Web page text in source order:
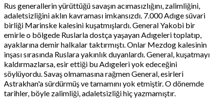
Rus generallerin yürüttüğü savaşın acımasızlığını, zalimliğini,
adaletsizliğini aklın kavraması imkansızdı. 7.000 Adıge süvari
birliği Marinske kalesini kuşatmışlardı. General Yakobi bir
emirle o bölgede Ruslarla dostça yaşayan Adıgeleri toplatıp,
ayaklarına demir halkalar taktırmıştı. Onlar Mezdog kalesinin
inşası sırasında Ruslara yakınlık duyanlardı. General, kuşatmayı
kaldırmazlarsa, esir ettiği bu Adıgeleri yok edeceğini
söylüyordu. Savaş olmamasına rağmen General, esirleri
Astrakhan'a sürdürmüş ve tamamını yok etmiştir. O dönemde
tarihler, böyle zalimliği, adaletsizliği hiç yazmamıştır.